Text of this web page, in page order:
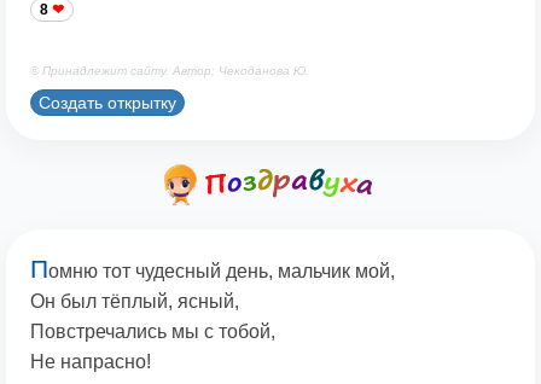
8
© Принадлежит сайту. Автор: Чекоданова Ю.
Создать открытку
Помню тот чудесный день, мальчик мой,
Он был тёплый, ясный,
Повстречались мы с тобой,
Не напрасно!